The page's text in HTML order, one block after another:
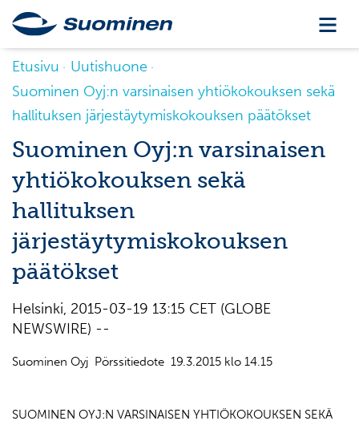
Etusivu
Uutishuone
Suominen Oyj:n varsinaisen yhtiökokouksen sekä
hallituksen järjestäytymiskokouksen päätökset
Suominen Oyj:n varsinaisen
yhtiökokouksen sekä
hallituksen
järjestäytymiskokouksen
päätökset
Helsinki, 2015-03-19 13:15 CET (GLOBE
NEWSWIRE) --
Suominen Oyj Pörssitiedote 19.3.2015 klo 14.15
SUOMINEN OYJ:N VARSINAISEN YHTIÖKOKOUKSEN SEKÄ